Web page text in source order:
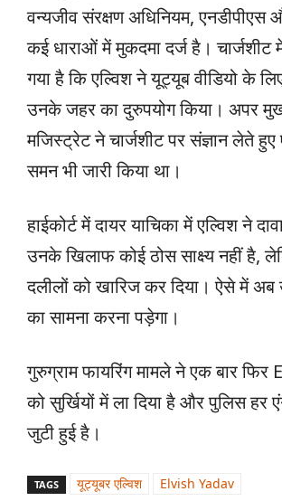
वन्यजीव संरक्षण अधिनियम, एनडीपीएस
कई धाराओं में मुकदमा दर्ज है। चार्जशीट
गया है कि एल्विश ने यूट्यूब वीडियो के
उनके जहर का दुरुपयोग किया। अपर
मजिस्ट्रेट ने चार्जशीट पर संज्ञान लेते हुए
समन भी जारी किया था।
हाईकोर्ट में दायर याचिका में एल्विश ने
उनके खिलाफ कोई ठोस साक्ष्य नहीं है,
दलीलों को खारिज कर दिया। ऐसे में
का सामना करना पड़ेगा।
गुरुग्राम फायरिंग मामले ने एक बार
को सुर्खियों में ला दिया है और पुलिस हर
जुटी हुई है।
TAGS यूट्यूबर एल्विश Elvish Yadav